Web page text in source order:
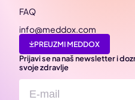
FAQ
info@meddox.com
PREUZMI MEDDOX
Prijavi se na naš newsletter i
svoje zdravlje